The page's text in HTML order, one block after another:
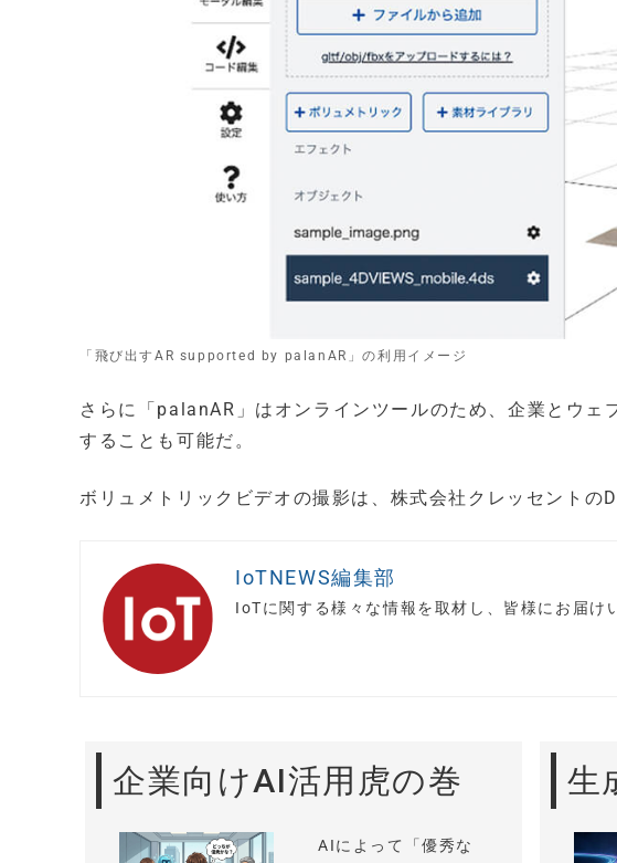
「飛び出すAR supported by palanAR」の利用イメージ
さらに「palanAR」はオンラインツールのため、企業とウェ
することも可能だ。
ボリュメトリックビデオの撮影は、株式会社クレッセントの
IoTNEWS編集部
IoTに関する様々な情報を取材し、皆様にお届け
企業向けAI活用虎の巻
AIによって「優秀な
生